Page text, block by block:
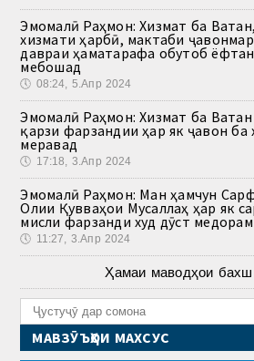
Эмомалӣ Раҳмон: Хизмат ба
хизмати ҳарбӣ, мактаби
давраи ҳаматарафа обутоб
мебошад
🕔 08:24, 5.Апр 2024
Эмомалӣ Раҳмон: Хизмат ба
қарзи фарзандии ҳар як ҷавон ба
меравад
🕔 17:18, 3.Апр 2024
Эмомалӣ Раҳмон: Ман ҳамчун
Олии Қувваҳои Мусаллаҳ ҳар як
мисли фарзанди худ дӯст медорам
🕔 11:27, 3.Апр 2024
Ҳамаи маводҳои бахш
МАВЗӮЪҲОИ МАХСУС